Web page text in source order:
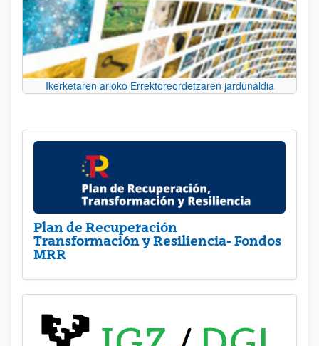
Ikerketaren arloko Errektoreordetzaren jardunaldia
Plan de Recuperación
Transformación y Resiliencia- Fondos
MRR